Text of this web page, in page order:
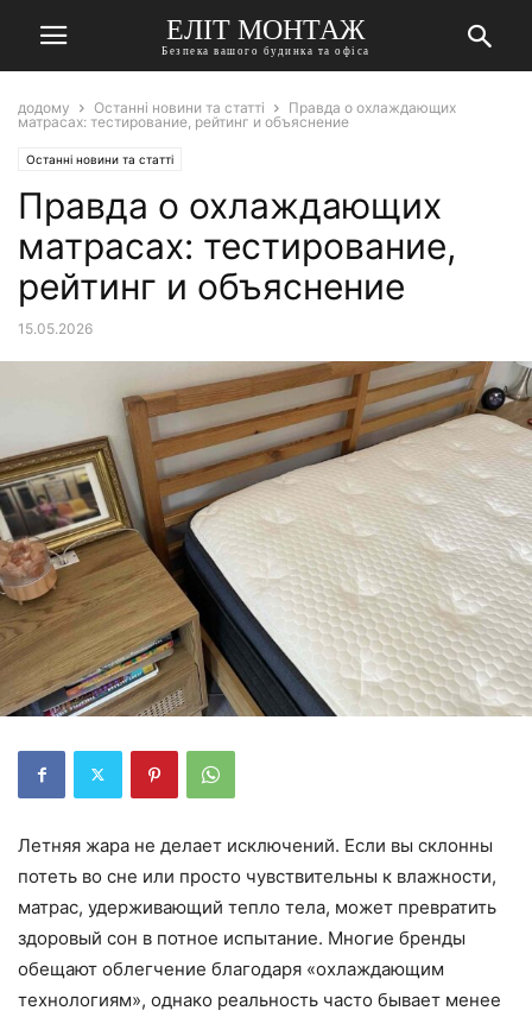
ЕЛІТ МОНТАЖ
Безпека вашого будинка та офіса
додому Останні новини та статті
Правда о охлаждающих
матрасах: тестирование, рейтинг и объяснение
Останні новини та статті
Правда о охлаждающих
матрасах: тестирование,
рейтинг и объяснение
15.05.2026
Летняя жара не делает исключений. Если вы склонны
потеть во сне или просто чувствительны к влажности,
матрас, удерживающий тепло тела, может превратить
здоровый сон в потное испытание. Многие бренды
обещают облегчение благодаря «охлаждающим
технологиям», однако реальность часто бывает менее